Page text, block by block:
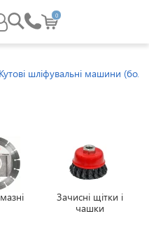
0
Кутові шліфувальні машини
Зачисні щітки і
чашки